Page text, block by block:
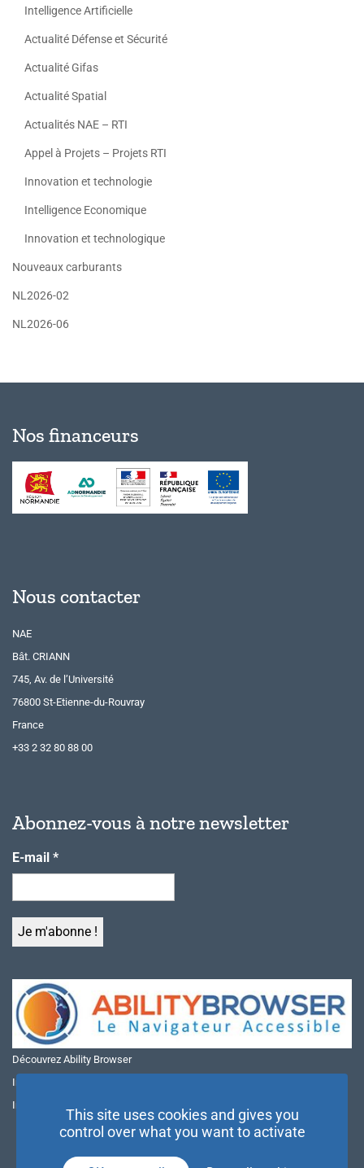
Intelligence Artificielle
Actualité Défense et Sécurité
Actualité Gifas
Actualité Spatial
Actualités NAE – RTI
Appel à Projets – Projets RTI
Innovation et technologie
Intelligence Economique
Innovation et technologique
Nouveaux carburants
NL2026-02
NL2026-06
Nos financeurs
Nous contacter
NAE
Bât. CRIANN
745, Av. de l’Université
76800 St-Etienne-du-Rouvray
France
+33 2 32 80 88 00
Abonnez-vous à notre newsletter
E-mail *
Découvrez Ability Browser
Installer Ability Browser sur Windows
Installer Ability Browser sur Mac
This site uses cookies and gives you
control over what you want to activate